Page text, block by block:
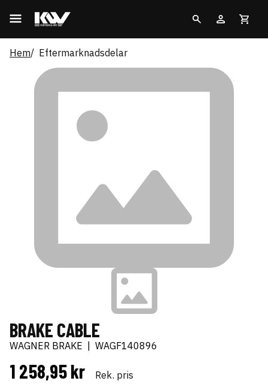
Hem Eftermarknadsdelar
BRAKE CABLE
WAGNER BRAKE WAGF140896
1 258,95 kr Rek. pris